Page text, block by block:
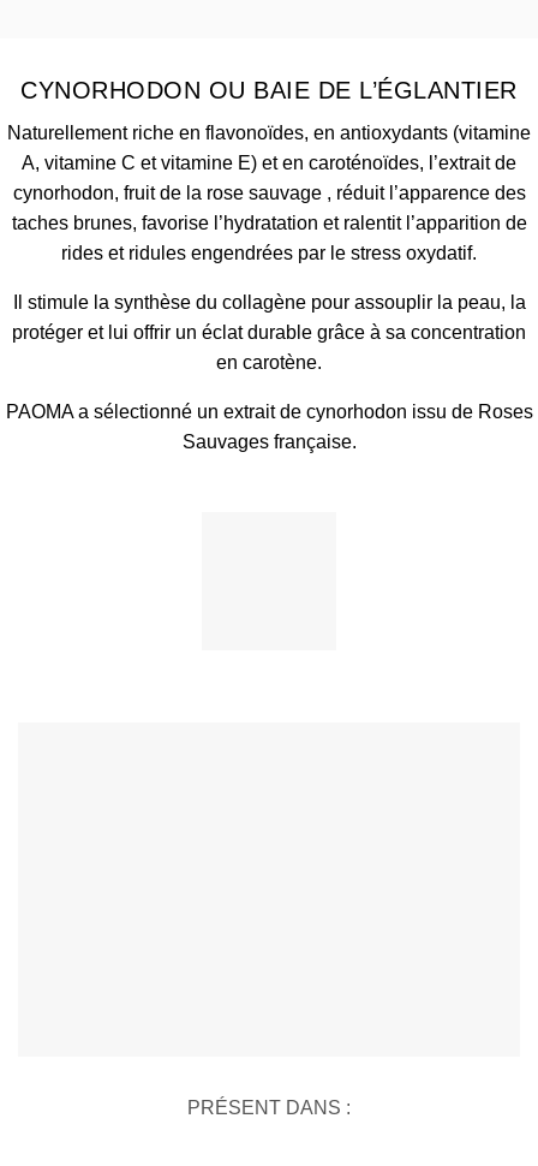
CYNORHODON OU BAIE DE L’ÉGLANTIER
Naturellement riche en flavonoïdes, en antioxydants (vitamine
A, vitamine C et vitamine E) et en caroténoïdes, l’extrait de
cynorhodon, fruit de la rose sauvage , réduit l’apparence des
taches brunes, favorise l’hydratation et ralentit l’apparition de
rides et ridules engendrées par le stress oxydatif.
Il stimule la synthèse du collagène pour assouplir la peau, la
protéger et lui offrir un éclat durable grâce à sa concentration
en carotène.
PAOMA a sélectionné un extrait de cynorhodon issu de Roses
Sauvages française.
PRÉSENT DANS :